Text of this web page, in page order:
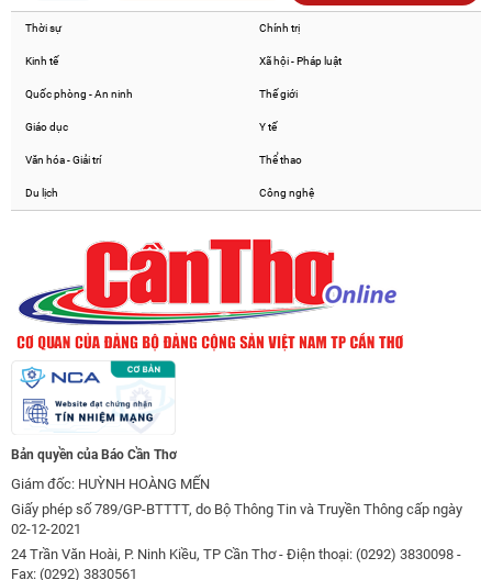
Thời sự Chính trị
Kinh tế Xã hội - Pháp luật
Quốc phòng - An ninh Thế giới
Giáo dục Y tế
Văn hóa - Giải trí Thể thao
Du lịch Công nghệ
Bản quyền của Báo Cần Thơ
Giám đốc: HUỲNH HOÀNG MẾN
Giấy phép số 789/GP-BTTTT, do Bộ Thông Tin và Truyền Thông cấp ngày
02-12-2021
24 Trần Văn Hoài, P. Ninh Kiều, TP Cần Thơ - Điện thoại: (0292) 3830098 -
Fax: (0292) 3830561